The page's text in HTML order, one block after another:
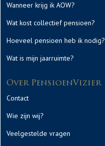
Wanneer krijg ik AOW?
Wat kost collectief pensioen?
Hoeveel pensioen heb ik nodig?
Wat is mijn jaarruimte?
Over PensioenVizier
Contact
Wie zijn wij?
Veelgestelde vragen